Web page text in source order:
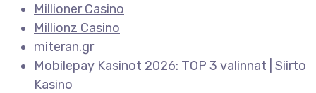
Millioner Casino
Millionz Casino
miteran.gr
Mobilepay Kasinot 2026: TOP 3 valinnat | Siirto
Kasino